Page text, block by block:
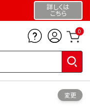
詳しくは
こちら
0
変更